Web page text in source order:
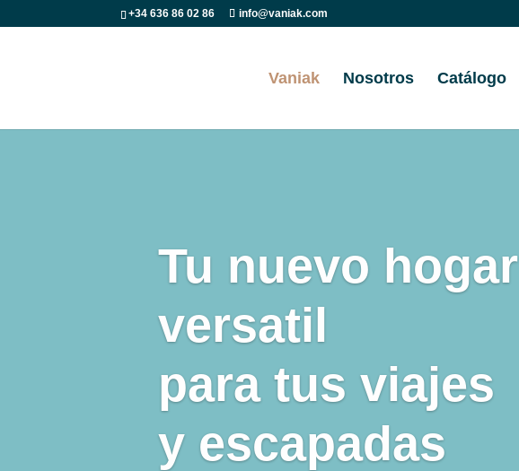
+34 636 86 02 86 info@vaniak.com
Vaniak Nosotros Catálogo
Tu nuevo hogar
versatil
para tus viajes
y escapadas